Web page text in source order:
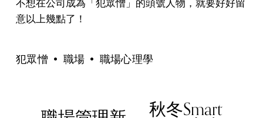
不想在公司成為「犯眾憎」的頭號人物，就要好好留
意以上幾點了！
犯眾憎 職場 職場心理學
秋冬Smart